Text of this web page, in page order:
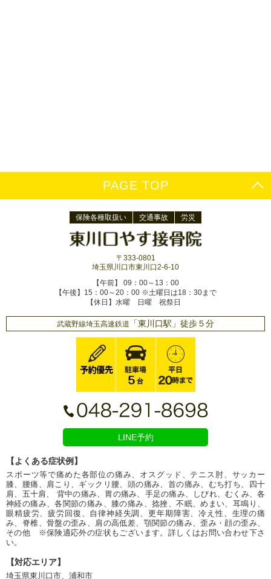
PAGE TOP
保険各種取扱い 交通事故 労災
〒333-0801
埼玉県川口市東川口2-6-10
【午前】 09：00～13：00
【午後】15：00～20：00 ※土曜日は18：30まで
【休日】水曜 日曜 祝祭日
武蔵野線埼玉高速鉄道 「東川口駅」徒歩５分
LINE予約
【よくある症状例】
スポーツ等で痛めた各部位の痛み、オスグッド、テニス肘、サッカー
膝、腰痛、肩こり、ギックリ腰、頭の痛み、首の痛み、むち打ち、四十
肩、五十肩、 背中の痛み、胃の痛み、手足の痛み、しびれ、むくみ、各
神経の痛み、各関節の痛み、膝の痛み、捻挫、不眠、めまい、耳鳴り、
眼精疲労、疲労回復、自律神経失調、更年期障害、冷え性、生理の痛
み、脊椎、骨盤の歪み、肩の高低差、顎関節の痛み、歪み・顔の歪み、
その他 ※保険適応外の症状もございます。詳しくはお問い合わせ下さ
い。
【対応エリア】
埼玉県東川口市、浦和市